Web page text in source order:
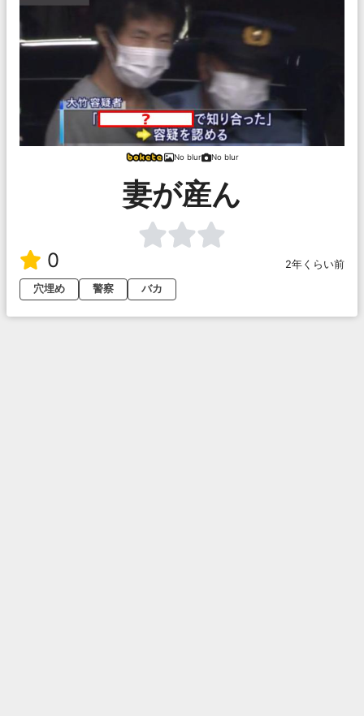
No blur No blur
妻が産ん
0
2年くらい前
穴埋め
警察 バカ